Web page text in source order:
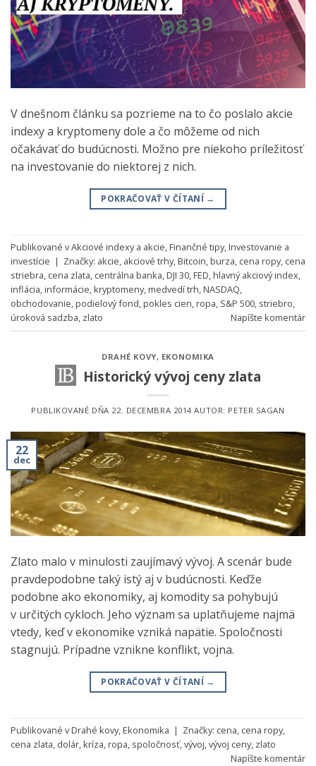
V dnešnom článku sa pozrieme na to čo poslalo akcie
indexy a kryptomeny dole a čo môžeme od nich
očakávať do budúcnosti. Možno pre niekoho príležitosť
na investovanie do niektorej z nich.
POKRAČOVAŤ V ČÍTANÍ →
Publikované vAkciové indexy a akcie,Finančné tipy,Investovanie a
investície | Značky: akcie, akciové trhy,Bitcoin,burza, cena ropy, cena
striebra, cena zlata, centrálna banka,DJI 30,FED,hlavný akciový index,
inflácia,informácie,kryptomeny,medvedí trh,NASDAQ,
obchodovanie,podielový fond,pokles cien,ropa, S&P 500, striebro,
úroková sadzba, zlato Napíšte komentár
DRAHÉ KOVY, EKONOMIKA
Historický vývoj ceny zlata
PUBLIKOVANÉ DŇA 22. DECEMBRA 2014AUTOR: PETER SAGAN
22
dec
Zlato malo v minulosti zaujímavý vývoj. A scenár bude
pravdepodobne taký istý aj v budúcnosti. Keďže
podobne ako ekonomiky, aj komodity sa pohybujú
v určitých cykloch. Jeho význam sa uplatňujeme najmä
vtedy, keď v ekonomike vzniká napätie. Spoločnosti
stagnujú. Prípadne vznikne konflikt, vojna.
POKRAČOVAŤ V ČÍTANÍ →
Publikované vDrahé kovy,Ekonomika | Značky: cena, cena ropy,
cena zlata, dolár,kríza,ropa, spoločnosť,vývoj,vývoj ceny, zlato
Napíšte komentár